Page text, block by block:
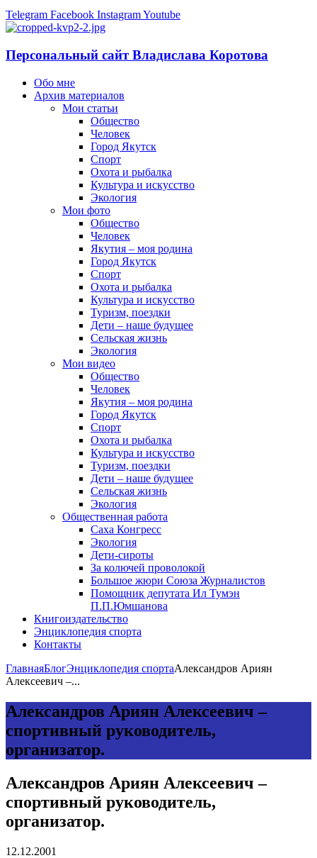
Telegram Facebook InstagramYoutube
Персональный сайт Владислава Коротова
Обо мне
Архив материалов
Мои статьи
Общество
Человек
Город Якутск
Спорт
Охота и рыбалка
Культура и искусство
Экология
Мои фото
Общество
Человек
Якутия – моя родина
Город Якутск
Спорт
Охота и рыбалка
Культура и искусство
Туризм, поездки
Дети – наше будущее
Сельская жизнь
Экология
Мои видео
Общество
Человек
Якутия – моя родина
Город Якутск
Спорт
Охота и рыбалка
Культура и искусство
Туризм, поездки
Дети – наше будущее
Сельская жизнь
Экология
Общественная работа
Саха Конгресс
Экология
Дети-сироты
За колючей проволокой
Большое жюри Союза Журналистов
Помощник депутата Ил Тумэн
П.П.Юмшанова
Книгоиздательство
Энциклопедия спорта
Контакты
ГлавнаяБлогЭнциклопедия спортаАлександров Ариян
Алексеевич –...
Александров Ариян Алексеевич –
спортивный руководитель,
организатор.
Александров Ариян Алексеевич –
спортивный руководитель,
организатор.
12.12.2001